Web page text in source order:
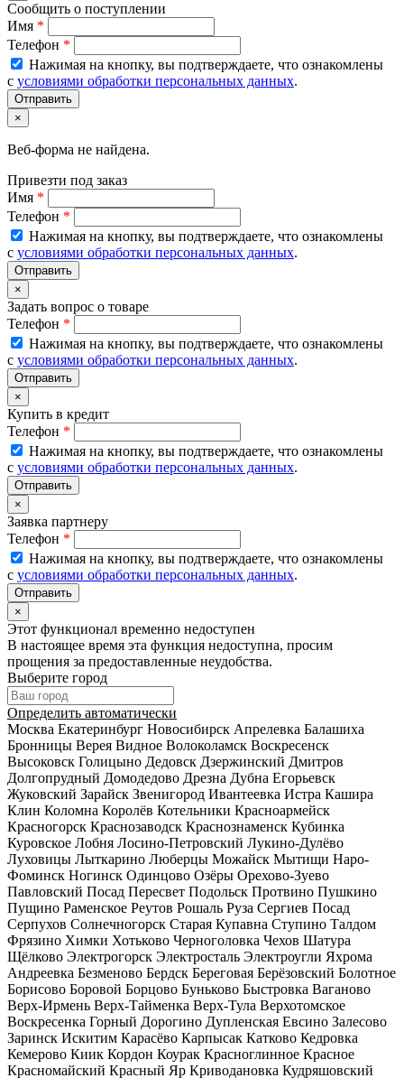
Сообщить о поступлении
Имя *
Телефон *
Нажимая на кнопку, вы подтверждаете, что ознакомлены
с условиями обработки персональных данных.
×
Веб-форма не найдена.
Привезти под заказ
Имя *
Телефон *
Нажимая на кнопку, вы подтверждаете, что ознакомлены
с условиями обработки персональных данных.
×
Задать вопрос о товаре
Телефон *
Нажимая на кнопку, вы подтверждаете, что ознакомлены
с условиями обработки персональных данных.
×
Купить в кредит
Телефон *
Нажимая на кнопку, вы подтверждаете, что ознакомлены
с условиями обработки персональных данных.
×
Заявка партнеру
Телефон *
Нажимая на кнопку, вы подтверждаете, что ознакомлены
с условиями обработки персональных данных.
×
Этот функционал временно недоступен
В настоящее время эта функция недоступна, просим
прощения за предоставленные неудобства.
Выберите город
Определить автоматически
Москва Екатеринбург Новосибирск Апрелевка Балашиха
Бронницы Верея Видное Волоколамск Воскресенск
Высоковск Голицыно Дедовск Дзержинский Дмитров
Долгопрудный Домодедово Дрезна Дубна Егорьевск
Жуковский Зарайск Звенигород Ивантеевка Истра Кашира
Клин Коломна Королёв Котельники Красноармейск
Красногорск Краснозаводск Краснознаменск Кубинка
Куровское Лобня Лосино-Петровский Лукино-Дулёво
Луховицы Лыткарино Люберцы Можайск Мытищи Наро-
Фоминск Ногинск Одинцово Озёры Орехово-Зуево
Павловский Посад Пересвет Подольск Протвино Пушкино
Пущино Раменское Реутов Рошаль Руза Сергиев Посад
Серпухов Солнечногорск Старая Купавна Ступино Талдом
Фрязино Химки Хотьково Черноголовка Чехов Шатура
Щёлково Электрогорск Электросталь Электроугли Яхрома
Андреевка Безменово Бердск Береговая Берёзовский Болотное
Борисово Боровой Борцово Буньково Быстровка Ваганово
Верх-Ирмень Верх-Тайменка Верх-Тула Верхотомское
Воскресенка Горный Дорогино Дупленская Евсино Залесово
Заринск Искитим Карасёво Карпысак Катково Кедровка
Кемерово Киик Кордон Коурак Красноглинное Красное
Красномайский Красный Яр Криводановка Кудряшовский